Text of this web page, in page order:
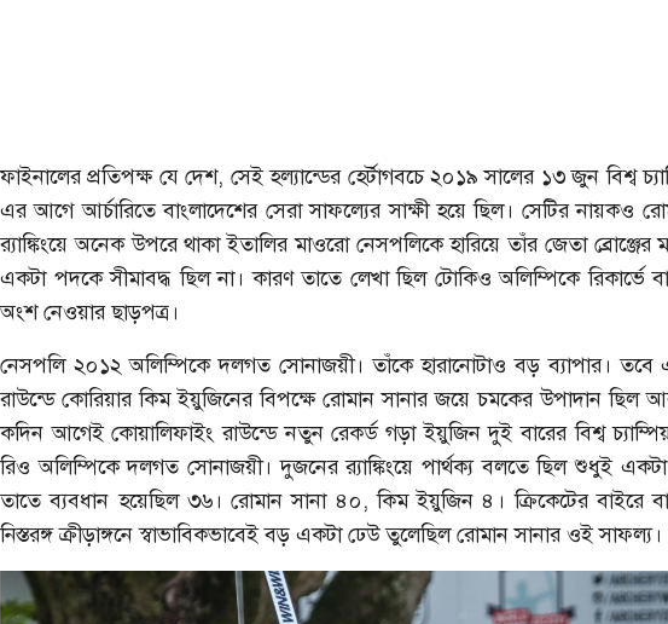
ফাইনালের প্রতিপক্ষ যে দেশ, সেই হল্যান্ডের হের্টাগবচে ২০১৯ সালের ১৩ জুন বিশ্ব
এর আগে আর্চারিতে বাংলাদেশের সেরা সাফল্যের সাক্ষী হয়ে ছিল। সেটির নায়কও
র‍্যাঙ্কিংয়ে অনেক উপরে থাকা ইতালির মাওরো নেসপলিকে হারিয়ে তাঁর জেতা ব্রোঞ্জের
একটা পদকে সীমাবদ্ধ ছিল না। কারণ তাতে লেখা ছিল টোকিও অলিম্পিকে রিকার্ভে
অংশ নেওয়ার ছাড়পত্র।
নেসপলি ২০১২ অলিম্পিকে দলগত সোনাজয়ী। তাঁকে হারানোটাও বড় ব্যাপার।
রাউন্ডে কোরিয়ার কিম ইয়ুজিনের বিপক্ষে রোমান সানার জয়ে চমকের উপাদান ছিল
কদিন আগেই কোয়ালিফাইং রাউন্ডে নতুন রেকর্ড গড়া ইয়ুজিন দুই বারের বিশ্ব
রিও অলিম্পিকে দলগত সোনাজয়ী। দুজনের র‍্যাঙ্কিংয়ে পার্থক্য বলতে ছিল শুধুই
তাতে ব্যবধান হয়েছিল ৩৬। রোমান সানা ৪০, কিম ইয়ুজিন ৪। ক্রিকেটের বাইরে
নিস্তরঙ্গ ক্রীড়াঙ্গনে স্বাভাবিকভাবেই বড় একটা ঢেউ তুলেছিল রোমান সানার ওই সাফল্য।